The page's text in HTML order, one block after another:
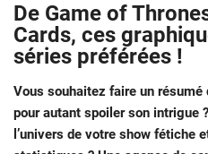
De Game of
Cards, ces
séries préférées !
Vous souhaitez faire un résumé
pour autant spoiler son intrigue
l’univers de votre show fétiche